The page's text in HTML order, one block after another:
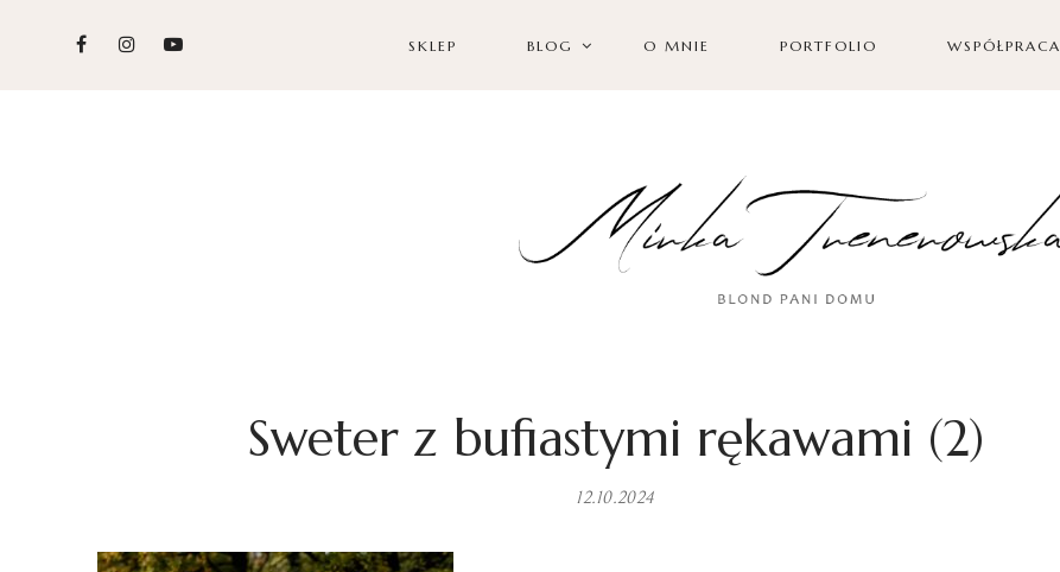
SKLEP BLOG O MNIE PORTFOLIO WSPÓŁPRACA
Sweter z bufiastymi rękawami (2)
12.10.2024